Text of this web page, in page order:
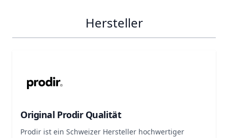
Hersteller
Original Prodir Qualität
Prodir ist ein Schweizer Hersteller hochwertiger